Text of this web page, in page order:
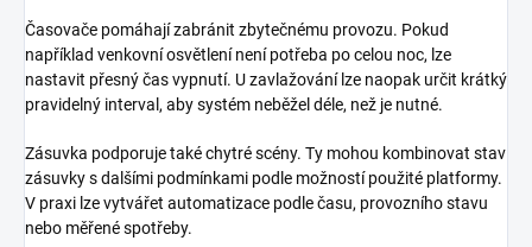
Časovače pomáhají zabránit zbytečnému provozu. Pokud
například venkovní osvětlení není potřeba po celou noc, lze
nastavit přesný čas vypnutí. U zavlažování lze naopak určit krátký
pravidelný interval, aby systém neběžel déle, než je nutné.
Zásuvka podporuje také chytré scény. Ty mohou kombinovat stav
zásuvky s dalšími podmínkami podle možností použité platformy.
V praxi lze vytvářet automatizace podle času, provozního stavu
nebo měřené spotřeby.